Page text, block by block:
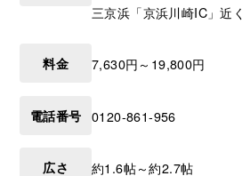
三京浜「京浜川崎IC」近く
料金 7,630円～19,800円
電話番号 0120-861-956
広さ 約1.6帖～約2.7帖